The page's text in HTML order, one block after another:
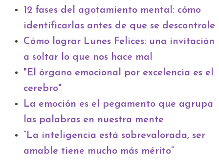
12 fases del agotamiento mental: cómo
identificarlas antes de que se descontrole
Cómo lograr Lunes Felices: una invitación
a soltar lo que nos hace mal
"El órgano emocional por excelencia es el
cerebro"
La emoción es el pegamento que agrupa
las palabras en nuestra mente
“La inteligencia está sobrevalorada, ser
amable tiene mucho más mérito”